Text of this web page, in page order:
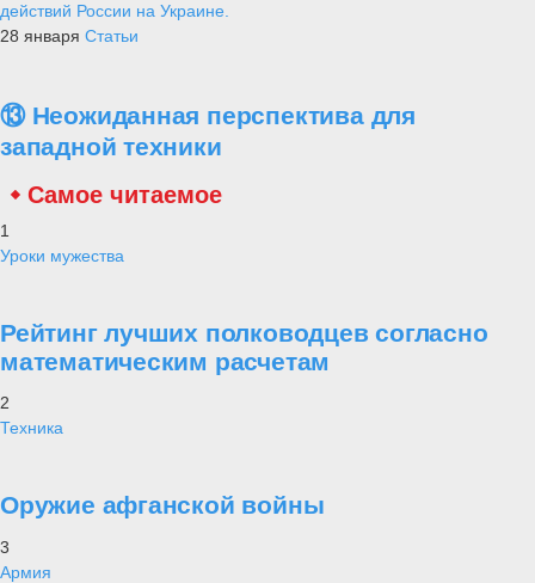
действий России на Украине.
28 января Статьи
⑬ Неожиданная перспектива для
западной техники
Самое читаемое
1
Уроки мужества
Рейтинг лучших полководцев согласно
математическим расчетам
2
Техника
Оружие афганской войны
3
Армия